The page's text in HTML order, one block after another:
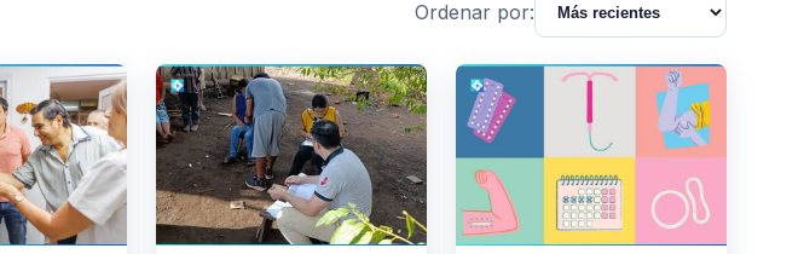
Ordenar por: